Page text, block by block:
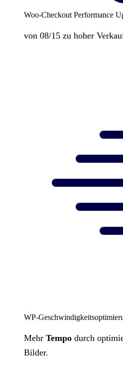
Woo-Checkout Performance
von 08/15 zu hoher
WP-
Mehr Tempo durch
Bilder.